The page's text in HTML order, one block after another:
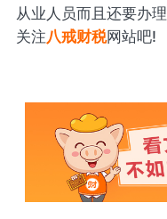
从业人员而且还要办
关注八戒财税网站吧!